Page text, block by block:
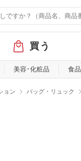
買う
美容･化粧品 食品
ョン バッグ・リュック